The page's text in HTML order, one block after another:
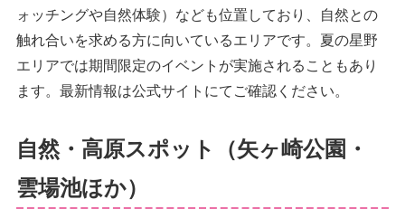
ォッチングや自然体験）なども位置しており、自然との
触れ合いを求める方に向いているエリアです。夏の星野
エリアでは期間限定のイベントが実施されることもあり
ます。最新情報は公式サイトにてご確認ください。
自然・高原スポット（矢ヶ崎公園・
雲場池ほか）